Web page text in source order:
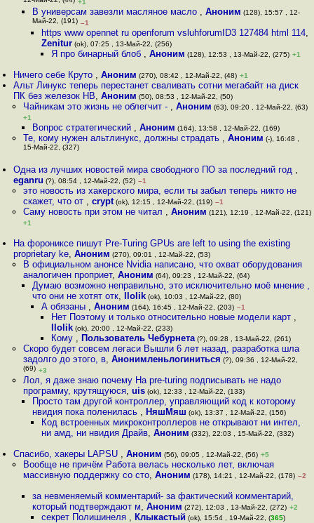
+1
В универсам завезли масляное масло , Аноним (128), 15:57 , 12-
Май-22, (191) –1
https www opennet ru openforum vsluhforumID3 127484 html 114,
Zenitur (ok), 07:25 , 13-Май-22, (256)
Я про бинарный блоб , Аноним (128), 12:53 , 13-Май-22, (275) +1
Ничего себе Круто ,Аноним (270), 08:42 , 12-Май-22, (48) +1
Альт Линукс теперь перестанет сваливать сотни мегабайт на диск
ПК без железок НВ,Аноним (50), 08:53 , 12-Май-22, (50)
Чайникам это жизнь не облегчит - , Аноним (63), 09:20 , 12-Май-22, (63)
+1
Вопрос стратегический , Аноним (164), 13:58 , 12-Май-22, (169)
Те, кому нужен альтлинукс, должны страдать , Аноним (-), 16:48 ,
15-Май-22, (327)
Одна из лучших новостей мира свободного ПО за последний год ,
eganru (?), 08:54 , 12-Май-22, (52) –1
это новость из хакерского мира, если ты забыл теперь никто не
скажет, что от , crypt(ok), 12:15 , 12-Май-22, (119) –1
Саму новость при этом не читал , Аноним (121), 12:19 , 12-Май-22, (121)
+1
На форониксе пишут Pre-Turing GPUs are left to using the existing
proprietary ke,Аноним (270), 09:01 , 12-Май-22, (53)
В официальном анонсе Nvidia написано, что охват оборудования
аналогичен проприет, Аноним (64), 09:23 , 12-Май-22, (64)
Думаю возможно неправильно, это исключительно моё мнение ,
что они не хотят отк, llolik(ok), 10:03 , 12-Май-22, (80)
А обязаны ,Аноним (164), 16:45 , 12-Май-22, (203) –1
Нет Поэтому и только относительно новые модели карт ,
llolik(ok), 20:00 , 12-Май-22, (233)
Кому , Пользователь Чебурнета(?), 09:28 , 13-Май-22, (261)
Скоро будет совсем легаси Вышли 6 лет назад, разработка шла
задолго до этого, в, Анонимленьлогиниться (?), 09:36 , 12-Май-22,
(69) +3
Лол, я даже знаю почему На pre-turing подписывать не надо
программу, крутящуюся, uis(ok), 12:33 , 12-Май-22, (133)
Просто там другой контроллер, управляющий код к которому
нвидия пока поленилась , НяшМяш (ok), 13:37 , 12-Май-22, (156)
Код встроенных микроконтроллеров не открывают ни интел,
ни амд, ни нвидия Драйв,Аноним (332), 22:03 , 15-Май-22, (332)
Спасибо, хакеры LAPSU ,Аноним (56), 09:05 , 12-Май-22, (56) +5
Вообще не причём Работа велась несколько лет, включая
массивную поддержку со сто, Аноним (178), 14:21 , 12-Май-22, (178) –2
за невменяемый комментарий- за фактический комментарий,
который подтверждают м, Аноним (272), 12:03 , 13-Май-22, (272) +2
секрет Полишинеля , Клыкастый (ok), 15:54 , 19-Май-22, (365)